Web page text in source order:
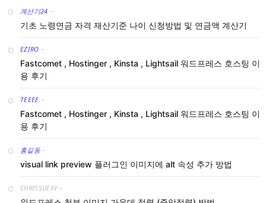
계산기24 -
기초 노령연금 자격 재산기준 나이 신청방법 및 연금액 계산기
EZIRO -
Fastcomet , Hostinger , Kinsta , Lightsail 워드프레스 호스팅 이
용 후기
TEEEE -
Fastcomet , Hostinger , Kinsta , Lightsail 워드프레스 호스팅 이
용 후기
홍길동 -
visual link preview 플러그인 이미지에 alt 속성 추가 방법
CHRISSUEXY -